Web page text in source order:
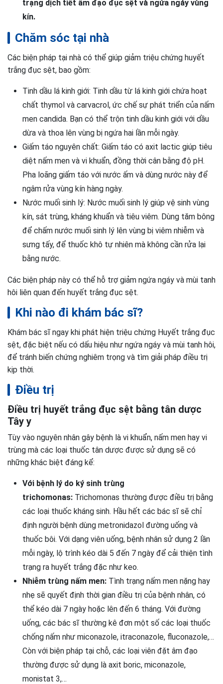
trạng dịch tiết âm đạo đục sệt và ngứa ngáy vùng
kín.
Chăm sóc tại nhà
Các biện pháp tại nhà có thể giúp giảm triệu chứng huyết
trắng đục sệt, bao gồm:
Tinh dầu lá kinh giới: Tinh dầu từ lá kinh giới chứa hoạt
chất thymol và carvacrol, ức chế sự phát triển của nấm
men candida. Bạn có thể trộn tinh dầu kinh giới với dầu
dừa và thoa lên vùng bị ngứa hai lần mỗi ngày.
Giấm táo nguyên chất: Giấm táo có axit lactic giúp tiêu
diệt nấm men và vi khuẩn, đồng thời cân bằng độ pH.
Pha loãng giấm táo với nước ấm và dùng nước này để
ngâm rửa vùng kín hàng ngày.
Nước muối sinh lý: Nước muối sinh lý giúp vệ sinh vùng
kín, sát trùng, kháng khuẩn và tiêu viêm. Dùng tăm bông
để chấm nước muối sinh lý lên vùng bị viêm nhiễm và
sưng tấy, để thuốc khô tự nhiên mà không cần rửa lại
bằng nước.
Các biện pháp này có thể hỗ trợ giảm ngứa ngáy và mùi tanh
hôi liên quan đến huyết trắng đục sệt.
Khi nào đi khám bác sĩ?
Khám bác sĩ ngay khi phát hiện triệu chứng Huyết trắng đục
sệt, đặc biệt nếu có dấu hiệu như ngứa ngáy và mùi tanh hôi,
để tránh biến chứng nghiêm trọng và tìm giải pháp điều trị
kịp thời.
Điều trị
Điều trị huyết trắng đục sệt bằng tân dược
Tây y
Tùy vào nguyên nhân gây bệnh là vi khuẩn, nấm men hay vi
trùng mà các loại thuốc tân dược được sử dụng sẽ có
những khác biệt đáng kể:
Với bệnh lý do ký sinh trùng
trichomonas: Trichomonas thường được điều trị bằng
các loại thuốc kháng sinh. Hầu hết các bác sĩ sẽ chỉ
định người bệnh dùng metronidazol đường uống và
thuốc bôi. Với dạng viên uống, bệnh nhân sử dụng 2 lần
mỗi ngày, lộ trình kéo dài 5 đến 7 ngày để cải thiện tình
trạng ra huyết trắng đặc như keo.
Nhiễm trùng nấm men: Tình trạng nấm men nặng hay
nhẹ sẽ quyết định thời gian điều trị của bệnh nhân, có
thể kéo dài 7 ngày hoặc lên đến 6 tháng. Với đường
uống, các bác sĩ thường kê đơn một số các loại thuốc
chống nấm như miconazole, itraconazole, fluconazole,…
Còn với biện pháp tại chỗ, các loại viên đặt âm đạo
thường được sử dụng là axit boric, miconazole,
monistat 3,…